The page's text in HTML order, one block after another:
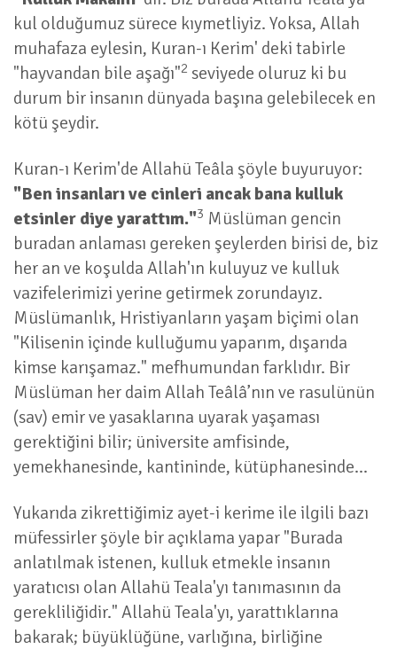
kul olduğumuz sürece kıymetliyiz. Yoksa, Allah
muhafaza eylesin, Kuran-ı Kerim' deki tabirle
"hayvandan bile aşağı"2 seviyede oluruz ki bu
durum bir insanın dünyada başına gelebilecek en
kötü şeydir.
Kuran-ı Kerim'de Allahü Teâla şöyle buyuruyor:
"Ben insanları ve cinleri ancak bana kulluk
etsinler diye yarattım."3 Müslüman gencin
buradan anlaması gereken şeylerden birisi de, biz
her an ve koşulda Allah'ın kuluyuz ve kulluk
vazifelerimizi yerine getirmek zorundayız.
Müslümanlık, Hristiyanların yaşam biçimi olan
"Kilisenin içinde kulluğumu yaparım, dışarıda
kimse karışamaz." mefhumundan farklıdır. Bir
Müslüman her daim Allah Teâlâ’nın ve rasulünün
(sav) emir ve yasaklarına uyarak yaşaması
gerektiğini bilir; üniversite amfisinde,
yemekhanesinde, kantininde, kütüphanesinde...
Yukarıda zikrettiğimiz ayet-i kerime ile ilgili bazı
müfessirler şöyle bir açıklama yapar "Burada
anlatılmak istenen, kulluk etmekle insanın
yaratıcısı olan Allahü Teala'yı tanımasının da
gerekliliğidir." Allahü Teala'yı, yarattıklarına
bakarak; büyüklüğüne, varlığına, birliğine